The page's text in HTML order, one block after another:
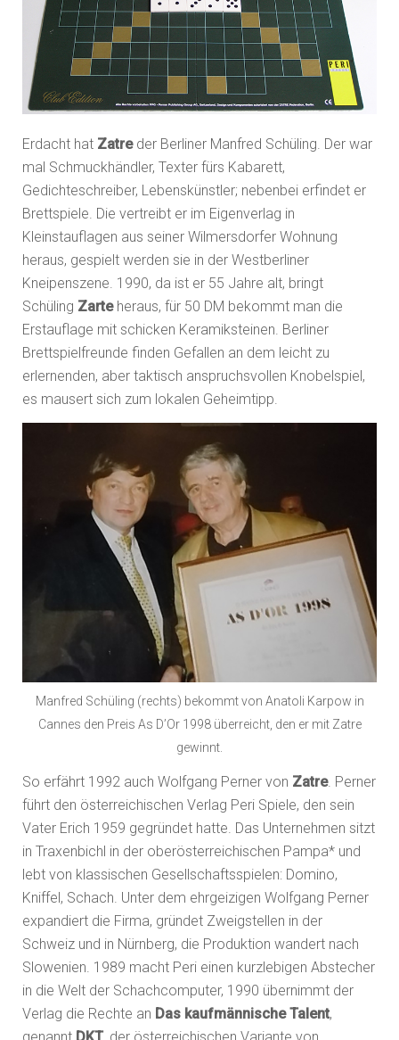
Erdacht hat Zatre der Berliner Manfred Schüling. Der war
mal Schmuckhändler, Texter fürs Kabarett,
Gedichteschreiber, Lebenskünstler; nebenbei erfindet er
Brettspiele. Die vertreibt er im Eigenverlag in
Kleinstauflagen aus seiner Wilmersdorfer Wohnung
heraus, gespielt werden sie in der Westberliner
Kneipenszene. 1990, da ist er 55 Jahre alt, bringt
Schüling Zarte heraus, für 50 DM bekommt man die
Erstauflage mit schicken Keramiksteinen. Berliner
Brettspielfreunde finden Gefallen an dem leicht zu
erlernenden, aber taktisch anspruchsvollen Knobelspiel,
es mausert sich zum lokalen Geheimtipp.
Manfred Schüling (rechts) bekommt von Anatoli Karpow in
Cannes den Preis As D’Or 1998 überreicht, den er mit Zatre
gewinnt.
So erfährt 1992 auch Wolfgang Perner von Zatre. Perner
führt den österreichischen Verlag Peri Spiele, den sein
Vater Erich 1959 gegründet hatte. Das Unternehmen sitzt
in Traxenbichl in der oberösterreichischen Pampa* und
lebt von klassischen Gesellschaftsspielen: Domino,
Kniffel, Schach. Unter dem ehrgeizigen Wolfgang Perner
expandiert die Firma, gründet Zweigstellen in der
Schweiz und in Nürnberg, die Produktion wandert nach
Slowenien. 1989 macht Peri einen kurzlebigen Abstecher
in die Welt der Schachcomputer, 1990 übernimmt der
Verlag die Rechte an Das kaufmännische Talent,